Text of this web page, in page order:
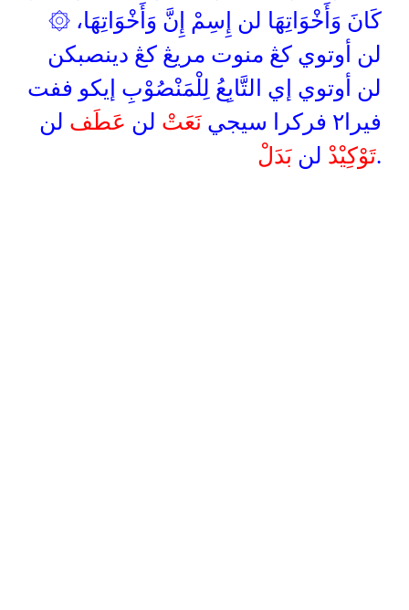
كَانَ وَأَخْوَاتِهَا لن إِسِمْ إِنَّ وَأَخْوَاتِهَا، ۞
لن أوتوي كڠ منوت مريڠ كڠ دينصبكن
لن أوتوي إي التَّابِعُ لِلْمَنْصُوْبِ إيكو ففت
فيرا٢ فركرا سيجي
نَعَتْ لن عَطَف لن
تَوْكِيْدْ لن بَدَلْ .